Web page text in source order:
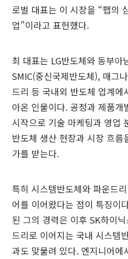
로벌 대표는 이 시장을 “팹의
업”이라고 표현했다.
최 대표는 LG반도체와 동부아
SMIC(중신국제반도체), 매그
드리 등 국내외 반도체 업계
아온 인물이다. 공정과 제품개
시작으로 기술 마케팅과 영업
반도체 생산 현장과 시장 흐름
가를 받는다.
특히 시스템반도체와 파운드
어를 이어왔다는 점이 특징이
된 그의 경력은 이후 SK하이
드리로 이어지는 국내 시스템
과도 맞물려 있다. 엔지니어에